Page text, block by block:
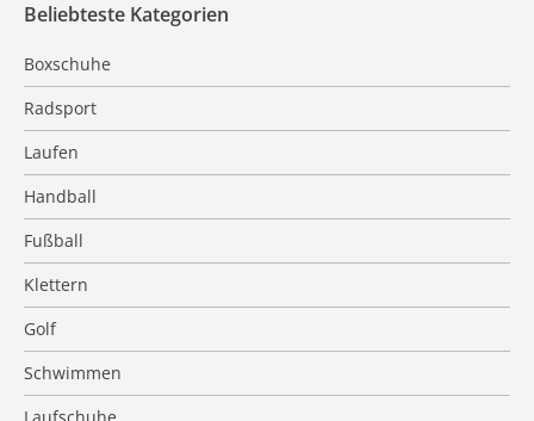
Beliebteste Kategorien
Boxschuhe
Radsport
Laufen
Handball
Fußball
Klettern
Golf
Schwimmen